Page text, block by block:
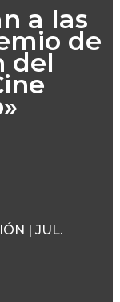
a las
de
del
| JUL.